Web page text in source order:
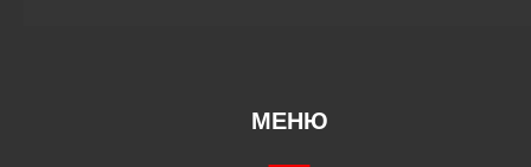
МЕНЮ